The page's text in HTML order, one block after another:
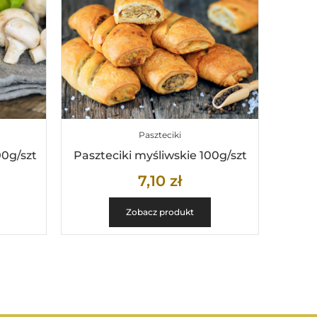
szt
Paszteciki
Paszteciki myśliwskie 100g/szt
7,10 zł
Zobacz produkt